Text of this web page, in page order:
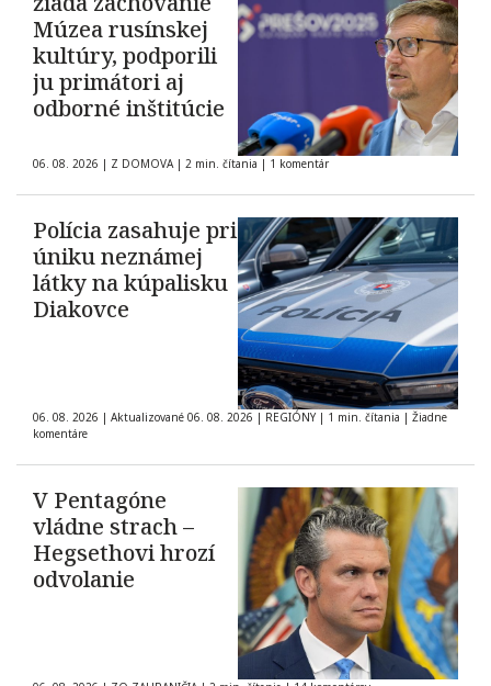
Múzea rusínskej
kultúry, podporili
ju primátori aj
odborné inštitúcie
06. 08. 2026 | Z DOMOVA | 2 min. čítania | 1 komentár
Polícia zasahuje pri
úniku neznámej
látky na kúpalisku
Diakovce
06. 08. 2026 | Aktualizované 06. 08. 2026 | REGIÓNY | 1 min. čítania | Žiadne
komentáre
V Pentagóne
vládne strach –
Hegsethovi hrozí
odvolanie